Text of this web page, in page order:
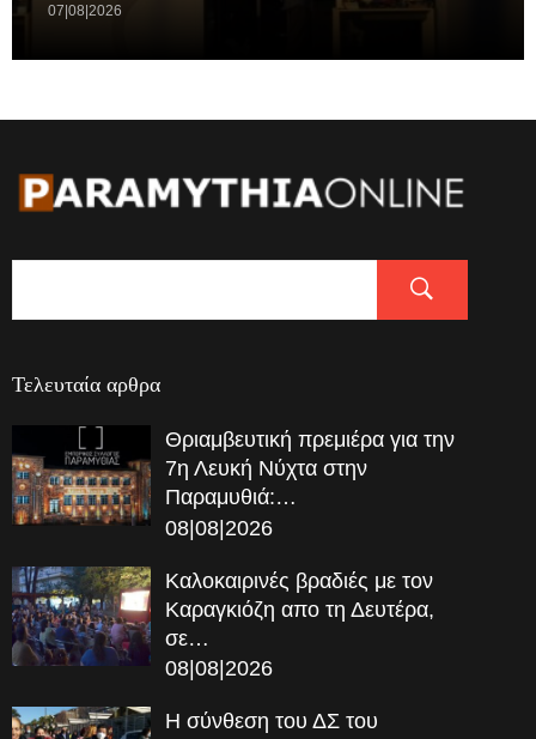
07|08|2026
Τελευταία αρθρα
Θριαμβευτική πρεμιέρα για την
7η Λευκή Νύχτα στην
Παραμυθιά:…
08|08|2026
Καλοκαιρινές βραδιές με τον
Καραγκιόζη απο τη Δευτέρα,
σε…
08|08|2026
Η σύνθεση του ΔΣ του